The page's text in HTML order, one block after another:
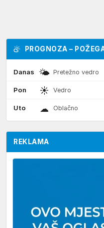
PROGNOZA –
Danas 🌤 Pretežno vedro
Pon ☀ Vedro
Uto ☁ Oblačno
REKLAMA